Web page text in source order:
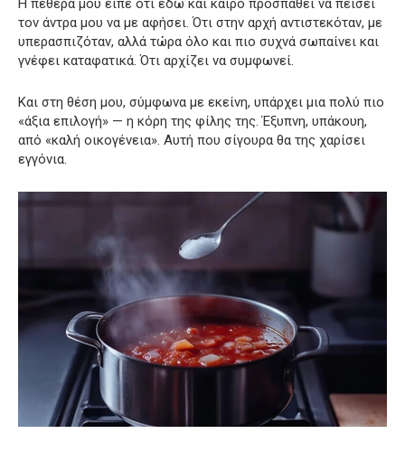
Η πεθερά μου είπε ότι εδώ και καιρό προσπαθεί να πείσει
τον άντρα μου να με αφήσει. Ότι στην αρχή αντιστεκόταν, με
υπερασπιζόταν, αλλά τώρα όλο και πιο συχνά σωπαίνει και
γνέφει καταφατικά. Ότι αρχίζει να συμφωνεί.
Και στη θέση μου, σύμφωνα με εκείνη, υπάρχει μια πολύ πιο
«άξια επιλογή» — η κόρη της φίλης της. Έξυπνη, υπάκουη,
από «καλή οικογένεια». Αυτή που σίγουρα θα της χαρίσει
εγγόνια.